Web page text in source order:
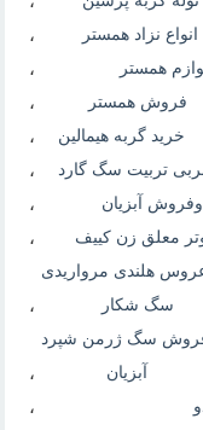
نزاد همستر ،
همستر ،
فروش همستر ،
خرید گربه هیمالین ،
تربیت سگ گارد ،
آبزیان ،
معلق زن کییف ،
هلندی مرواریدی
سگ شکار ،
سگ ژرمن شپرد
آبزیان ،
،